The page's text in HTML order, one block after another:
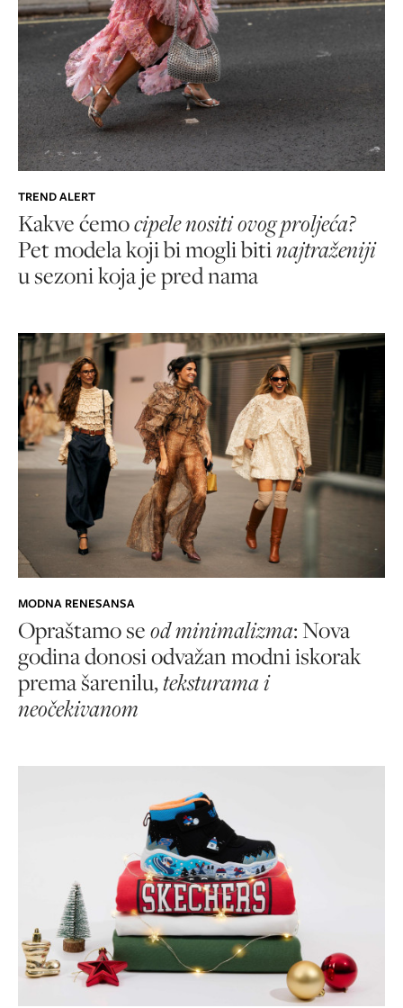
TREND ALERT
Kakve ćemocipele nositi ovog proljeća?
Pet modela koji bi mogli bitinajtraženiji
u sezoni koja je pred nama
MODNA RENESANSA
Opraštamo seod minimalizma: Nova
godina donosi odvažan modni iskorak
prema šarenilu,teksturama i
neočekivanom